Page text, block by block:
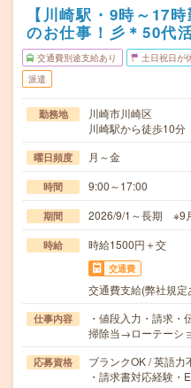
【川崎駅・9時～17
のお仕事！彡＊50代
交通費別途支給あり 土日祝日が
派遣
勤務地
川崎市川崎区
川崎駅から徒歩10分
曜日頻度 月～金
時間 9:00～17:00
期間 2026/9/1～長期 ※9
時給 時給1500円＋交
交通費
交通費支給(弊社規定
仕事内容
・値段入力・請求・
掃除当→ローテーシ
応募資格
ブランクOK / 英語力
・請求書対応経験・